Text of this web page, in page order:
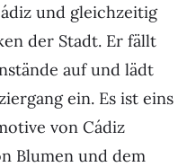
und gleichzeitig
der Stadt. Er fällt
auf und lädt
ein. Es ist eins
von Cádiz
Blumen und dem